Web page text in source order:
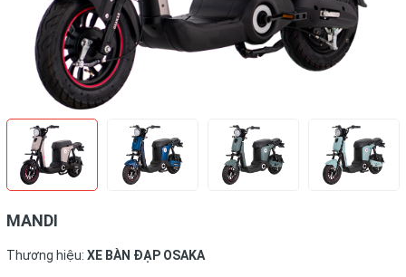
MANDI
Thương hiệu: XE BÀN ĐẠP OSAKA